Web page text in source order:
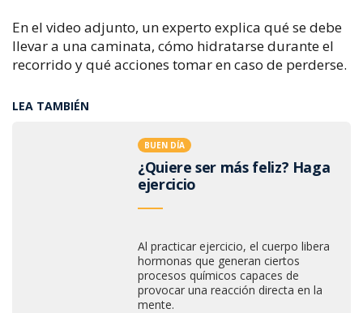
En el video adjunto, un experto explica qué se debe
llevar a una caminata, cómo hidratarse durante el
recorrido y qué acciones tomar en caso de perderse.
LEA TAMBIÉN
BUEN DÍA
¿Quiere ser más feliz? Haga
ejercicio
Al practicar ejercicio, el cuerpo libera
hormonas que generan ciertos
procesos químicos capaces de
provocar una reacción directa en la
mente.